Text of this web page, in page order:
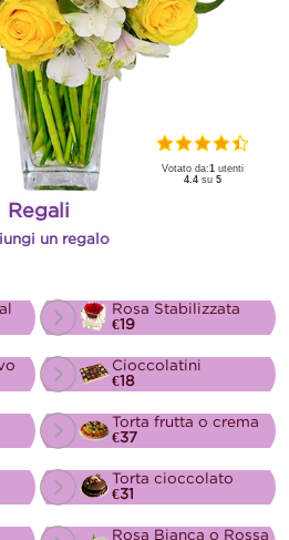
Votato da:1 utenti
4.4 su5
Regali
un regalo
Rosa Stabilizzata
€19
Cioccolatini
€18
Torta frutta o crema
€37
Torta cioccolato
€31
Rosa Bianca o Rossa